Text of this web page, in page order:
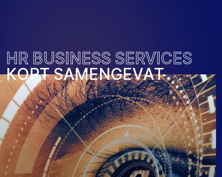
HR BUSINESS SERVICES
KORT SAMENGEVAT